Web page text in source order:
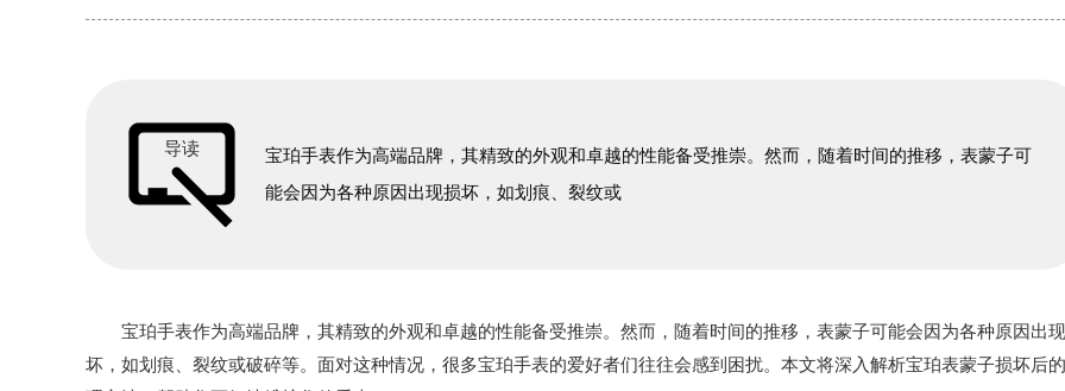
导读
宝珀手表作为高端品牌，其精致的外观和卓越的性能备受推崇。然而，随着时间的推移，表蒙子可
能会因为各种原因出现损坏，如划痕、裂纹或
宝珀手表作为高端品牌，其精致的外观和卓越的性能备受推崇。然而，随着时间的推移，表蒙子可能会因为各种原因出
坏，如划痕、裂纹或破碎等。面对这种情况，很多宝珀手表的爱好者们往往会感到困扰。本文将深入解析宝珀表蒙子损坏后